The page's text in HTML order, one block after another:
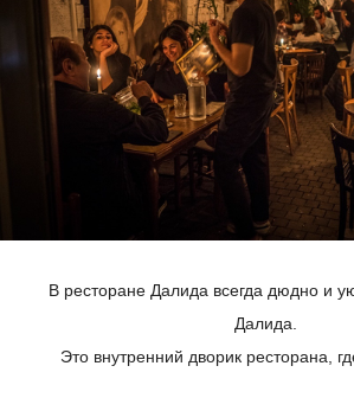
В ресторане Далида всегда дюдно и
Далида.
Это внутренний дворик ресторана,